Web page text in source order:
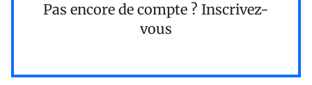
Pas encore de compte ? Inscrivez-
vous